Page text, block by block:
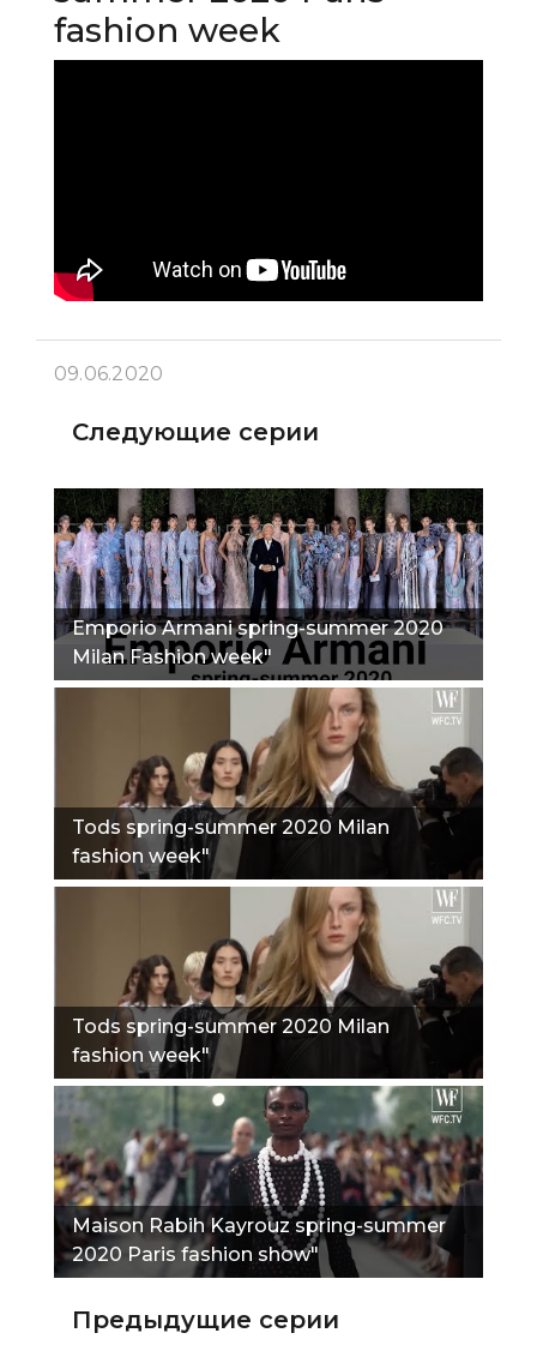
fashion week
09.06.2020
Следующие серии
Emporio Armani spring-summer 2020
Milan Fashion week"
Tods spring-summer 2020 Milan
fashion week"
Tods spring-summer 2020 Milan
fashion week"
Maison Rabih Kayrouz spring-summer
2020 Paris fashion show"
Предыдущие серии